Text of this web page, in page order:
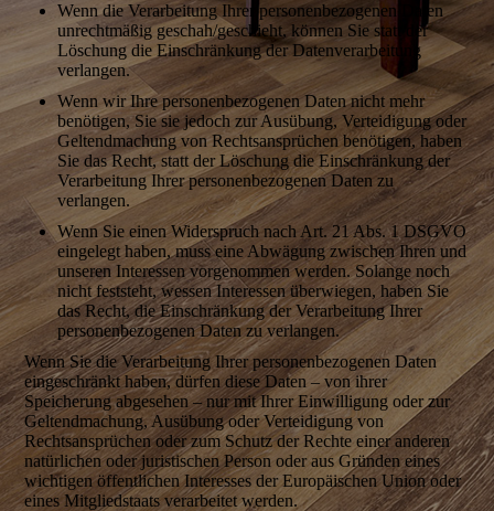
Wenn die Verarbeitung Ihrer personenbezogenen Daten
unrechtmäßig geschah/geschieht, können Sie statt der
Löschung die Einschränkung der Datenverarbeitung
verlangen.
Wenn wir Ihre personenbezogenen Daten nicht mehr
benötigen, Sie sie jedoch zur Ausübung, Verteidigung oder
Geltendmachung von Rechtsansprüchen benötigen, haben
Sie das Recht, statt der Löschung die Einschränkung der
Verarbeitung Ihrer personenbezogenen Daten zu
verlangen.
Wenn Sie einen Widerspruch nach Art. 21 Abs. 1 DSGVO
eingelegt haben, muss eine Abwägung zwischen Ihren und
unseren Interessen vorgenommen werden. Solange noch
nicht feststeht, wessen Interessen überwiegen, haben Sie
das Recht, die Einschränkung der Verarbeitung Ihrer
personenbezogenen Daten zu verlangen.
Wenn Sie die Verarbeitung Ihrer personenbezogenen Daten
eingeschränkt haben, dürfen diese Daten – von ihrer
Speicherung abgesehen – nur mit Ihrer Einwilligung oder zur
Geltendmachung, Ausübung oder Verteidigung von
Rechtsansprüchen oder zum Schutz der Rechte einer anderen
natürlichen oder juristischen Person oder aus Gründen eines
wichtigen öffentlichen Interesses der Europäischen Union oder
eines Mitgliedstaats verarbeitet werden.